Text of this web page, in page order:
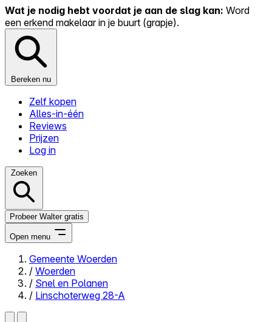
Wat je nodig hebt voordat je aan de slag kan: Word
een erkend makelaar in je buurt (grapje).
Bereken nu
Zelf kopen
Alles-in-één
Reviews
Prijzen
Log in
Zoeken
Probeer Walter gratis
Open menu
Close menu
Gemeente Woerden
/ Woerden
/ Snel en Polanen
/ Linschoterweg 28-A